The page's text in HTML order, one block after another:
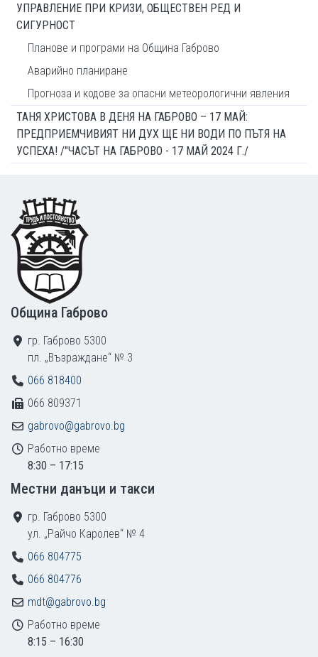
УПРАВЛЕНИЕ ПРИ КРИЗИ, ОБЩЕСТВЕН РЕД И
СИГУРНОСТ
Планове и програми на Община Габрово
Аварийно планиране
Прогноза и кодове за опасни метеорологични явления
ТАНЯ ХРИСТОВА В ДЕНЯ НА ГАБРОВО – 17 МАЙ:
ПРЕДПРИЕМЧИВИЯТ НИ ДУХ ЩЕ НИ ВОДИ ПО ПЪТЯ НА
УСПЕХА! /"ЧАСЪТ НА ГАБРОВО - 17 МАЙ 2024 Г./
Footer
Община Габрово
гр. Габрово 5300
пл. „Възраждане“ № 3
066 818400
066 809371
gabrovo@gabrovo.bg
Работно време
8:30 – 17:15
Местни данъци и такси
гр. Габрово 5300
ул. „Райчо Каролев“ № 4
066 804775
066 804776
mdt@gabrovo.bg
Работно време
8:15 – 16:30